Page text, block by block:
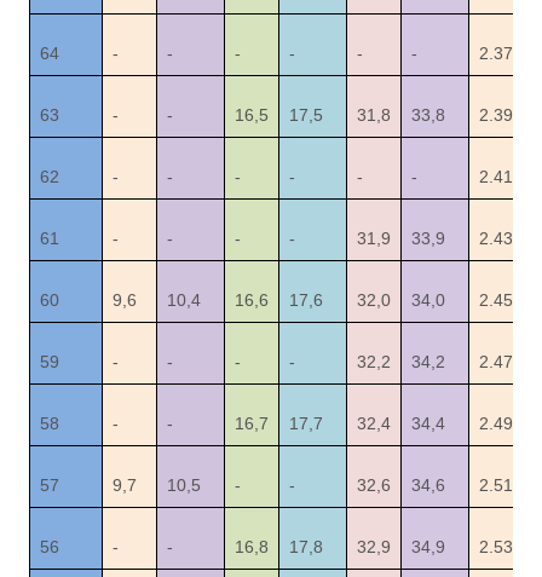
64 - - - - - - 2.37
63 - - 16,5 17,5 31,8 33,8 2.39
62 - - - - - - 2.41
61 - - - - 31,9 33,9 2.43
60 9,6 10,4 16,6 17,6 32,0 34,0 2.45
59 - - - - 32,2 34,2 2.47
58 - - 16,7 17,7 32,4 34,4 2.49
57 9,7 10,5 - - 32,6 34,6 2.51
56 - - 16,8 17,8 32,9 34,9 2.53